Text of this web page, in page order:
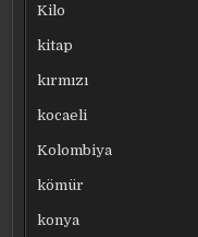
Kilo
kitap
kırmızı
kocaeli
Kolombiya
kömür
konya